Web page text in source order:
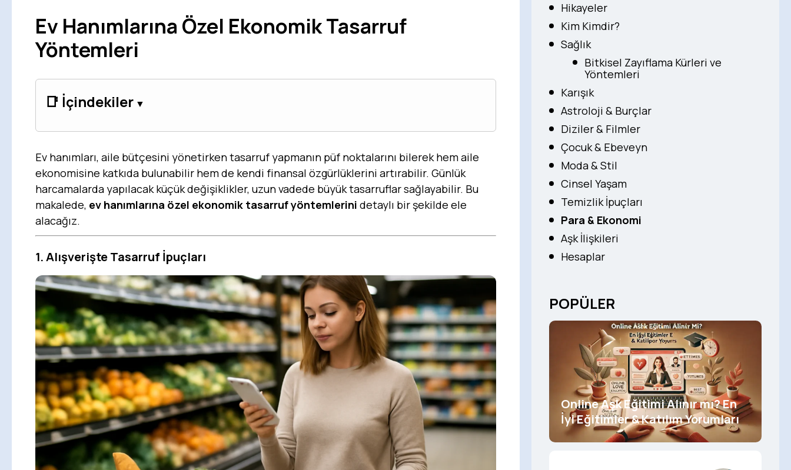
Ev Hanımlarına Özel Ekonomik Tasarruf
Yöntemleri
📑 İçindekiler
Ev hanımları, aile bütçesini yönetirken tasarruf yapmanın püf noktalarını bilerek hem aile
ekonomisine katkıda bulunabilir hem de kendi finansal özgürlüklerini artırabilir. Günlük
harcamalarda yapılacak küçük değişiklikler, uzun vadede büyük tasarruflar sağlayabilir. Bu
makalede, ev hanımlarına özel ekonomik tasarruf yöntemlerini detaylı bir şekilde ele
alacağız.
1.Alışverişte Tasarruf İpuçları
Hikayeler
Kim Kimdir?
Sağlık
Bitkisel Zayıflama Kürleri ve
Yöntemleri
Karışık
Astroloji & Burçlar
Diziler & Filmler
Çocuk & Ebeveyn
Moda & Stil
Cinsel Yaşam
Temizlik İpuçları
Para & Ekonomi
Aşk İlişkileri
Hesaplar
POPÜLER
Online Aşk Eğitimi Alınır mı? En
İyi Eğitimler & Katılım Yorumları